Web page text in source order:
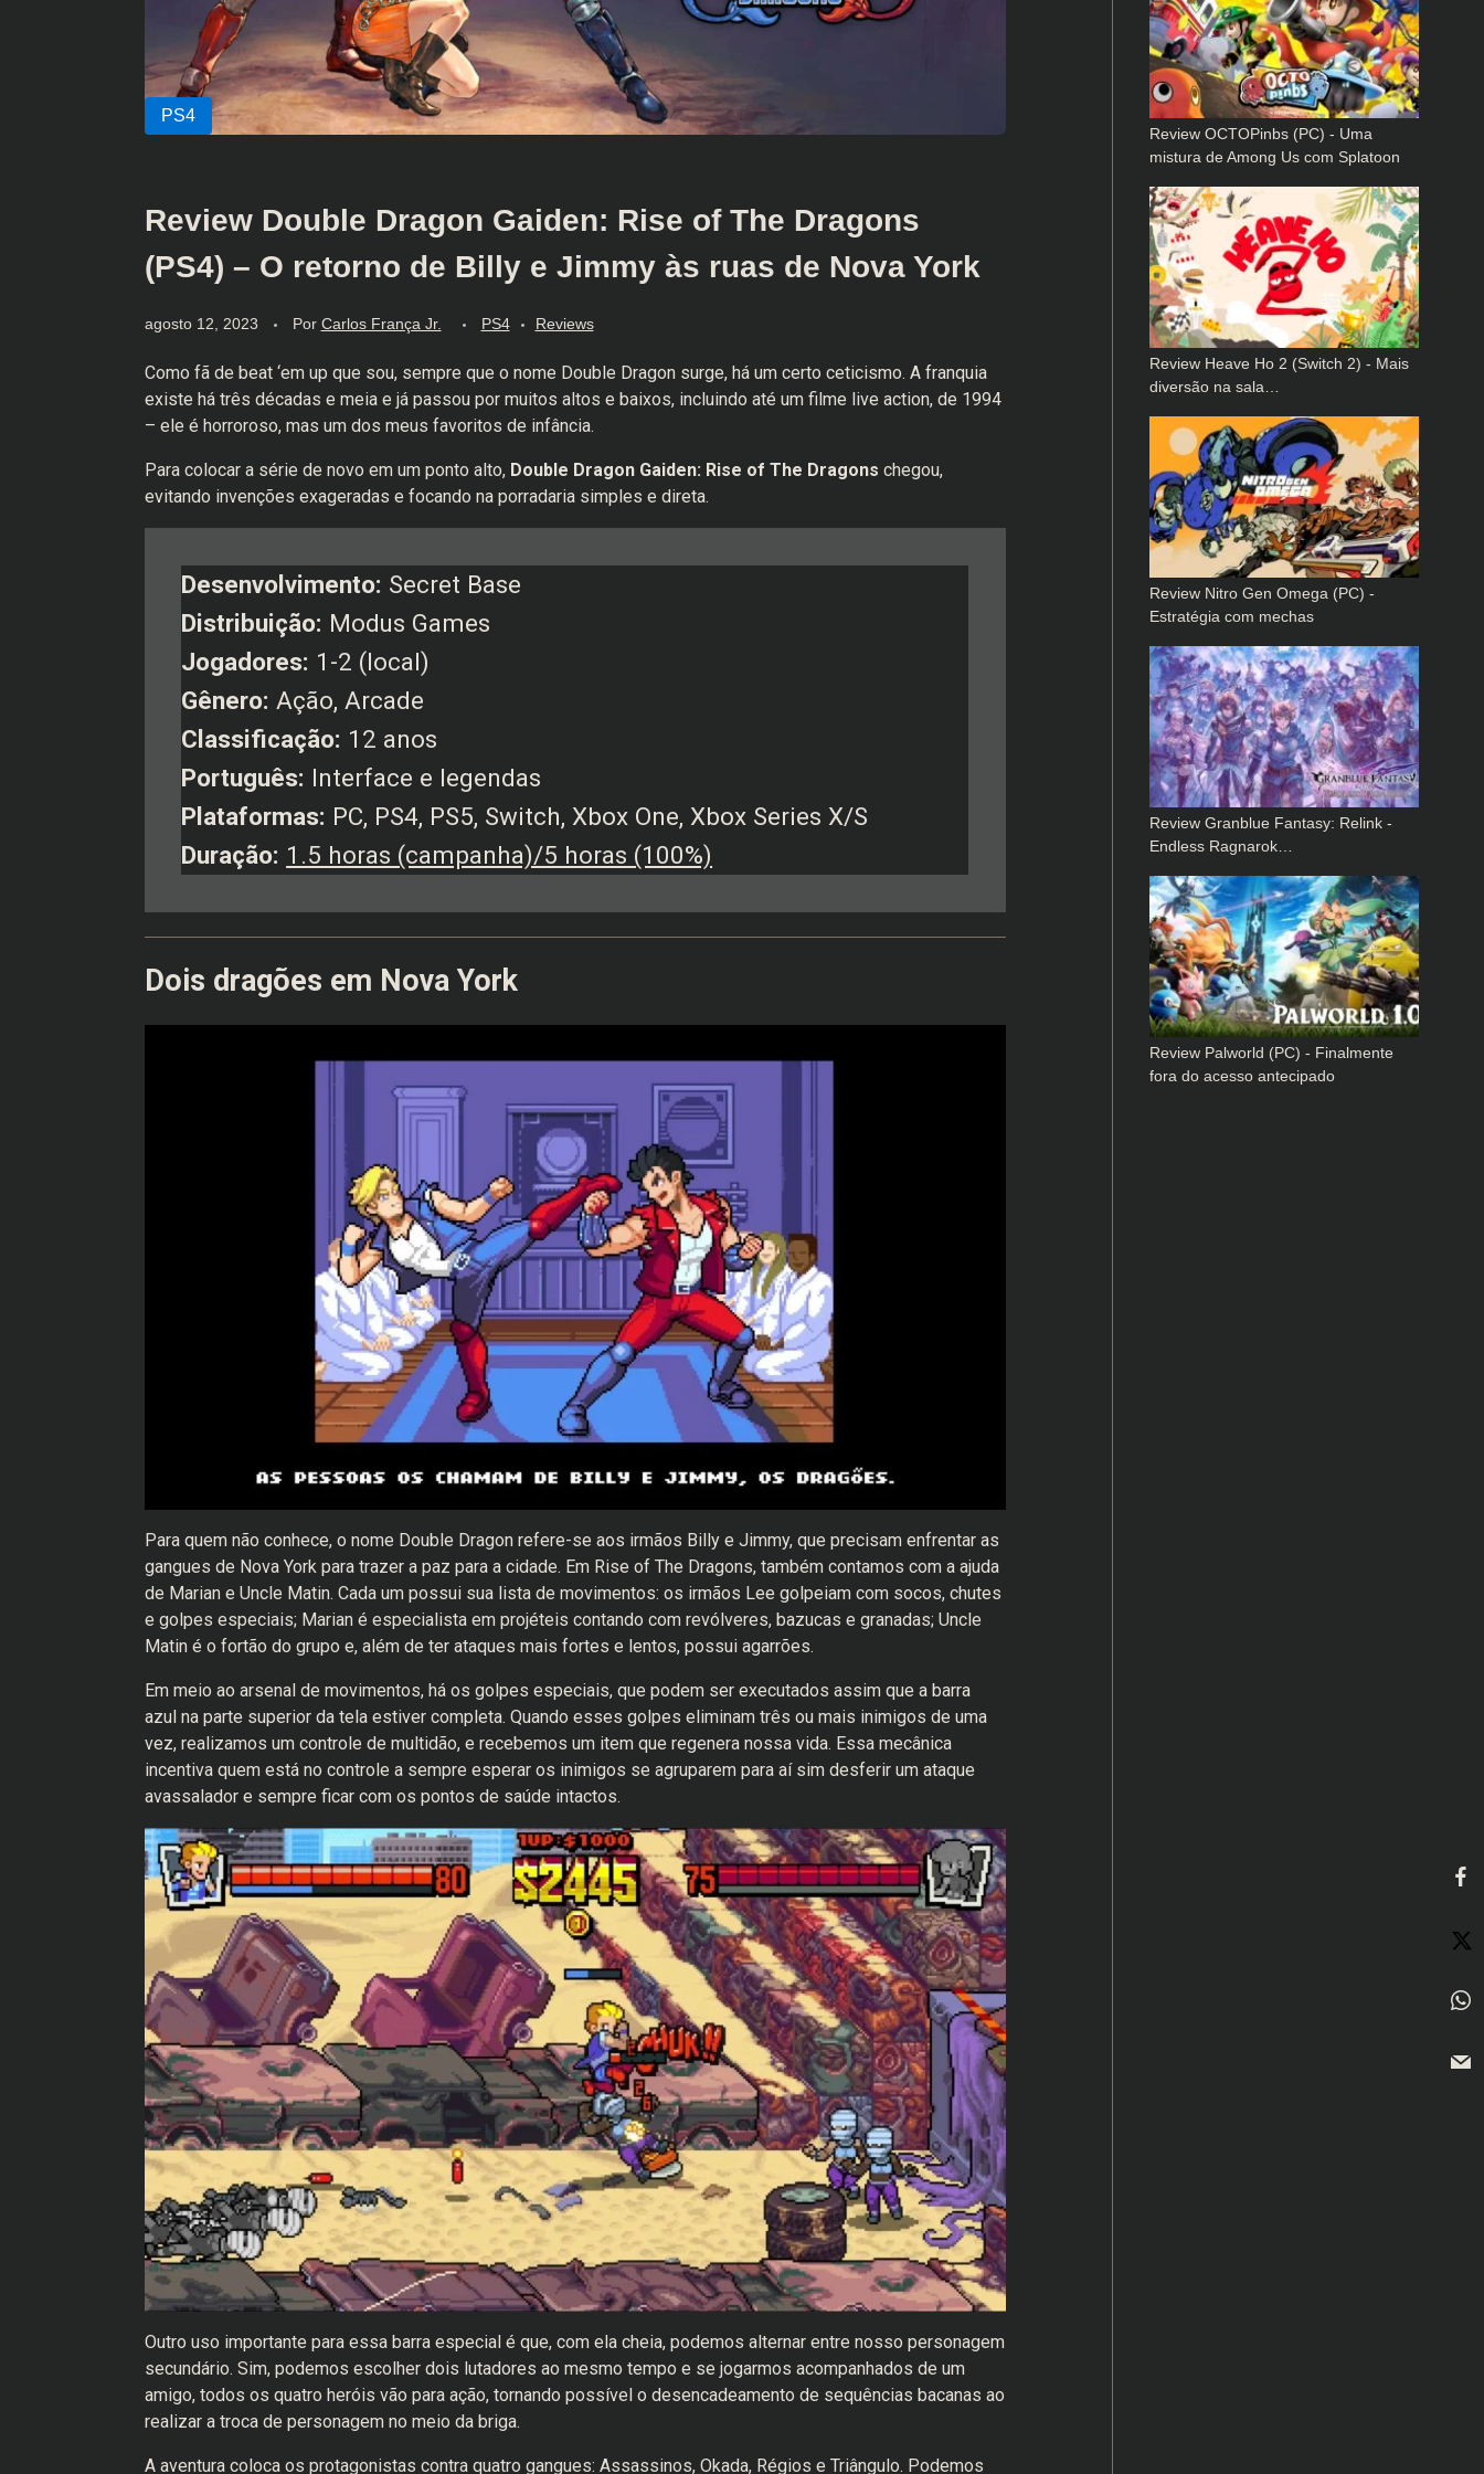
Review Double Dragon Gaiden: Rise of The Dragons
(PS4) – O retorno de Billy e Jimmy às ruas de Nova York
agosto 12, 2023 Por Carlos França Jr. PS4 Reviews
Como fã de beat ‘em up que sou, sempre que o nome Double Dragon surge, há um certo ceticismo. A franquia
existe há três décadas e meia e já passou por muitos altos e baixos, incluindo até um filme live action, de 1994
– ele é horroroso, mas um dos meus favoritos de infância.
Para colocar a série de novo em um ponto alto, Double Dragon Gaiden: Rise of The Dragons chegou,
evitando invenções exageradas e focando na porradaria simples e direta.
Desenvolvimento: Secret Base
Distribuição: Modus Games
Jogadores: 1-2 (local)
Gênero: Ação, Arcade
Classificação: 12 anos
Português: Interface e legendas
Plataformas: PC, PS4, PS5, Switch, Xbox One, Xbox Series X/S
Duração: 1.5 horas (campanha)/5 horas (100%)
Dois dragões em Nova York
Para quem não conhece, o nome Double Dragon refere-se aos irmãos Billy e Jimmy, que precisam enfrentar as
gangues de Nova York para trazer a paz para a cidade. Em Rise of The Dragons, também contamos com a ajuda
de Marian e Uncle Matin. Cada um possui sua lista de movimentos: os irmãos Lee golpeiam com socos, chutes
e golpes especiais; Marian é especialista em projéteis contando com revólveres, bazucas e granadas; Uncle
Matin é o fortão do grupo e, além de ter ataques mais fortes e lentos, possui agarrões.
Em meio ao arsenal de movimentos, há os golpes especiais, que podem ser executados assim que a barra
azul na parte superior da tela estiver completa. Quando esses golpes eliminam três ou mais inimigos de uma
vez, realizamos um controle de multidão, e recebemos um item que regenera nossa vida. Essa mecânica
incentiva quem está no controle a sempre esperar os inimigos se agruparem para aí sim desferir um ataque
avassalador e sempre ficar com os pontos de saúde intactos.
Outro uso importante para essa barra especial é que, com ela cheia, podemos alternar entre nosso personagem
secundário. Sim, podemos escolher dois lutadores ao mesmo tempo e se jogarmos acompanhados de um
amigo, todos os quatro heróis vão para ação, tornando possível o desencadeamento de sequências bacanas ao
realizar a troca de personagem no meio da briga.
A aventura coloca os protagonistas contra quatro gangues: Assassinos, Okada, Régios e Triângulo. Podemos
Review OCTOPinbs (PC) - Uma
mistura de Among Us com Splatoon
Review Heave Ho 2 (Switch 2) - Mais
diversão na sala…
Review Nitro Gen Omega (PC) -
Estratégia com mechas
Review Granblue Fantasy: Relink -
Endless Ragnarok…
Review Palworld (PC) - Finalmente
fora do acesso antecipado